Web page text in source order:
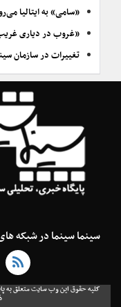
«سامی» به ایتالیا
«غروب در دیاری
تغییرات در سازمان
سینما سینما در شبکه
کلیه حقوق این وب سایت متعلق به